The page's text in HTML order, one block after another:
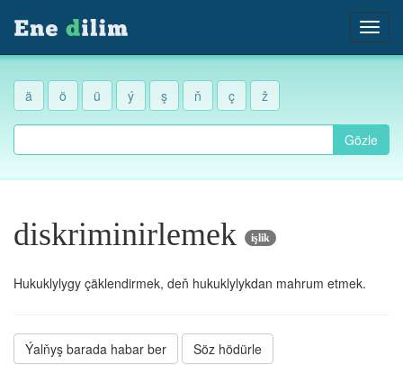
ä ö ü ý ş ň ç ž
Gözle
diskriminirlemek işlik
Hukuklylygy çäklendirmek, deň hukuklylykdan mahrum etmek.
Ýalňyş barada habar ber Söz hödürle